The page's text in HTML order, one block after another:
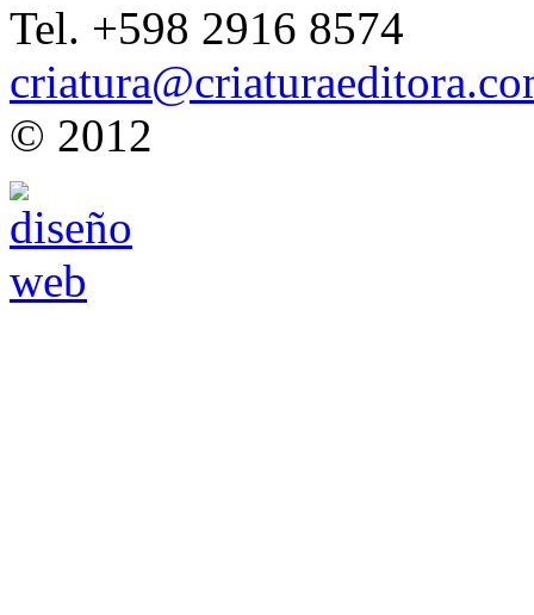
Tel. +598 2916 8574
© 2012